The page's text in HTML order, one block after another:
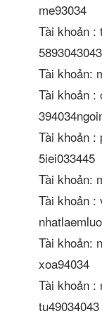
me93034
Tài khoản :
5893043043
Tài khoản:
Tài khoản :
Tài khoản :
5iei033445
Tài khoản:
Tài khoản :
Tài khoản:
xoa94034
Tài khoản :
tu49034043